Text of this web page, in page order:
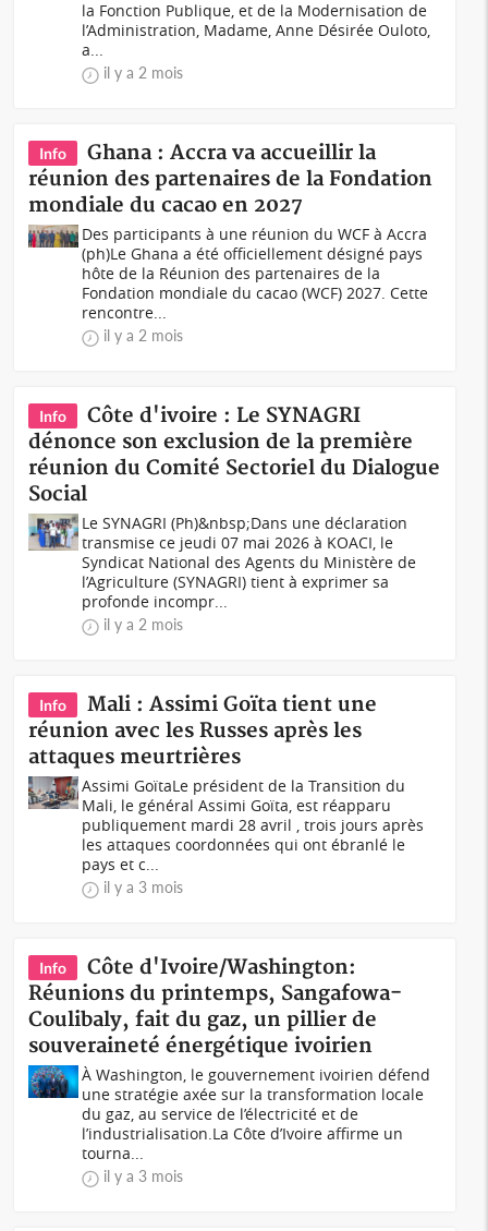
la Fonction Publique, et de la Modernisation de
l’Administration, Madame, Anne Désirée Ouloto,
a...
il y a 2 mois
Info
Ghana : Accra va accueillir la
réunion des partenaires de la Fondation
mondiale du cacao en 2027
Des participants à une réunion du WCF à Accra
(ph)Le Ghana a été officiellement désigné pays
hôte de la Réunion des partenaires de la
Fondation mondiale du cacao (WCF) 2027. Cette
rencontre...
il y a 2 mois
Info
Côte d'ivoire : Le SYNAGRI
dénonce son exclusion de la première
réunion du Comité Sectoriel du Dialogue
Social
Le SYNAGRI (Ph)&nbsp;Dans une déclaration
transmise ce jeudi 07 mai 2026 à KOACI, le
Syndicat National des Agents du Ministère de
l’Agriculture (SYNAGRI) tient à exprimer sa
profonde incompr...
il y a 2 mois
Info
Mali : Assimi Goïta tient une
réunion avec les Russes après les
attaques meurtrières
Assimi GoïtaLe président de la Transition du
Mali, le général Assimi Goïta, est réapparu
publiquement mardi 28 avril , trois jours après
les attaques coordonnées qui ont ébranlé le
pays et c...
il y a 3 mois
Info
Côte d'Ivoire/Washington:
Réunions du printemps, Sangafowa-
Coulibaly, fait du gaz, un pillier de
souveraineté énergétique ivoirien
À Washington, le gouvernement ivoirien défend
une stratégie axée sur la transformation locale
du gaz, au service de l’électricité et de
l’industrialisation.La Côte d’Ivoire affirme un
tourna...
il y a 3 mois